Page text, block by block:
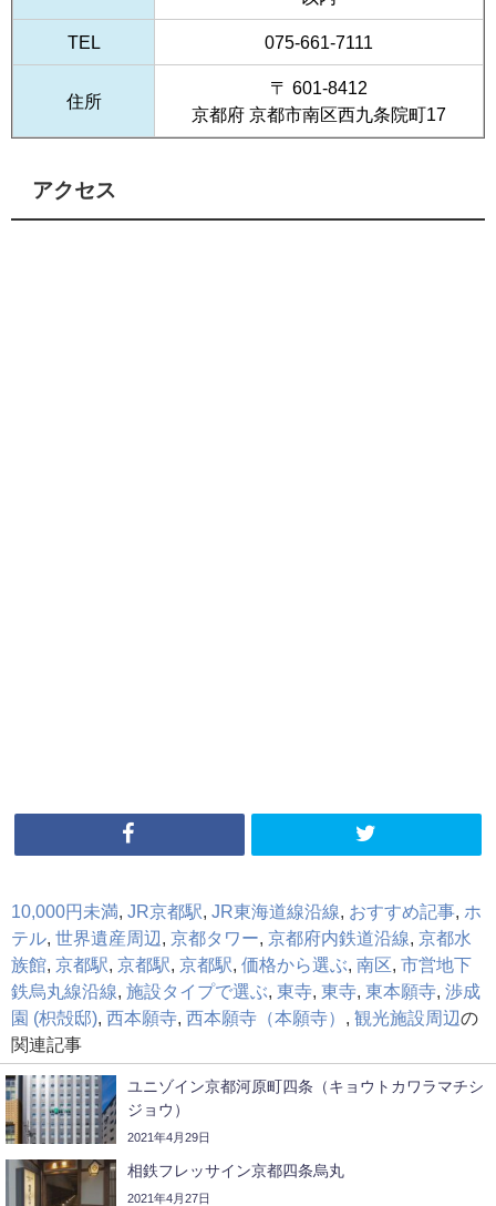
TEL 075-661-7111
住所
〒 601-8412
京都府 京都市南区西九条院町17
アクセス
10,000円未満 JR京都駅 JR東海道線沿線 おすすめ記事 ホ
テル 世界遺産周辺 京都タワー 京都府内鉄道沿線 京都水
族館 京都駅 京都駅 京都駅 価格から選ぶ 南区 市営地下
鉄烏丸線沿線 施設タイプで選ぶ 東寺 東寺 東本願寺 渉成
園 (枳殻邸) 西本願寺 西本願寺（本願寺） 観光施設周辺の
関連記事
ユニゾイン京都河原町四条（キョウトカワラマチシ
ジョウ）
2021年4月29日
相鉄フレッサイン京都四条烏丸
2021年4月27日